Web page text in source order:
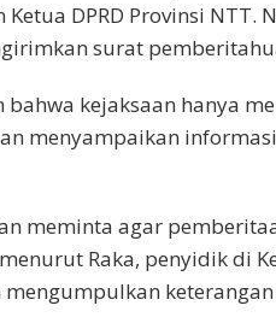
DPRD Provinsi NTT.
surat
kejaksaan hanya
menyampaikan
meminta agar
Raka, penyidik di